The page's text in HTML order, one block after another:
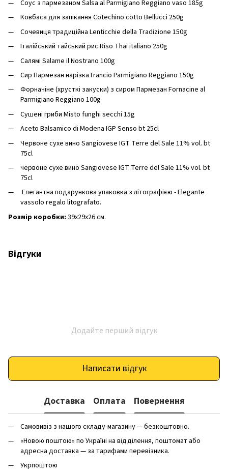
Соус з пармезаном Salsa al Parmigiano Reggiano vaso 185g
Ковбаса для запікання Cotechino cotto Bellucci 250g
Сочевиця традиційна Lenticchie della Tradizione 150g
Італійський тайський рис Riso Thai italiano 250g
Салямі Salame il Nostrano 100g
Сир Пармезан нарізкаTrancio Parmigiano Reggiano 150g
Форначіне (хрусткі закуски) з сиром Пармезан Fornacine al
Parmigiano Reggiano 100g
Сушені гриби Misto funghi secchi 15g
Aceto Balsamico di Modena IGP Senso bt 25cl
Червоне сухе вино Sangiovese IGT Terre del Sale 11% vol. bt
75cl
червоне сухе вино Sangiovese IGT Terre del Sale 11% vol. bt
75cl
Елегантна подарункова упаковка з літографією - Elegante
vassolo regalo litografato.
Розмір коробки: 39х29х26 см.
Відгуки
Додайте перший відгук
Написати відгук
Доставка Оплата Повернення
Самовивіз з нашого складу-магазину — безкоштовно.
«Новою поштою» по Україні на відділення, поштомат або
адресна доставка — за тарифами перевізника.
Укрпоштою